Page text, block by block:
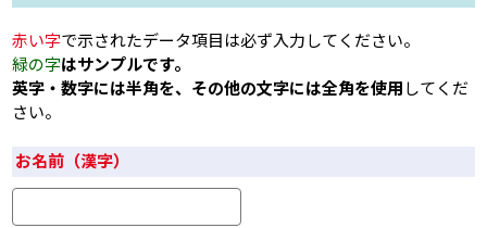
赤い字で示されたデータ項目は必ず入力してください。
緑の字はサンプルです。
英字・数字には半角を、その他の文字には全角を使用 してくだ
さい。
お名前（漢字）